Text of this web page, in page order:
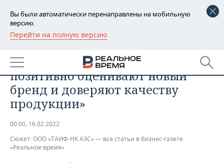
Вы были автоматически перенаправлены на мобильную
версию.
Перейти на полную версию
РЕГИОНЫ
БАШКОРТОСТАН
ТАТАРСТАН
УДМУРТИЯ
НОВОСТИ
АНАЛИТИКА
НОВОСТИ АНАЛИТИКИ
ДЕКЛАРАЦИИ О ДОХОДАХ
КОРОЛИ ГОСЗАКАЗА ПФО
ЭКОНОМИКА
НОВОСТИ ЭКОНОМИКИ
ФИНАНСЫ
ПРОМЫШЛЕННОСТЬ
НОВОСТИ
НЕДВИЖИМОСТЬ
«Клиенты ООО «ТАИФ-НК АЗС»
позитивно оценивают новый
бренд и доверяют качеству
продукции»
00:00, 16.02.2022
Сюжет: ООО «ТАИФ-НК АЗС» — все статьи в бизнес-газете
«Реальное время»